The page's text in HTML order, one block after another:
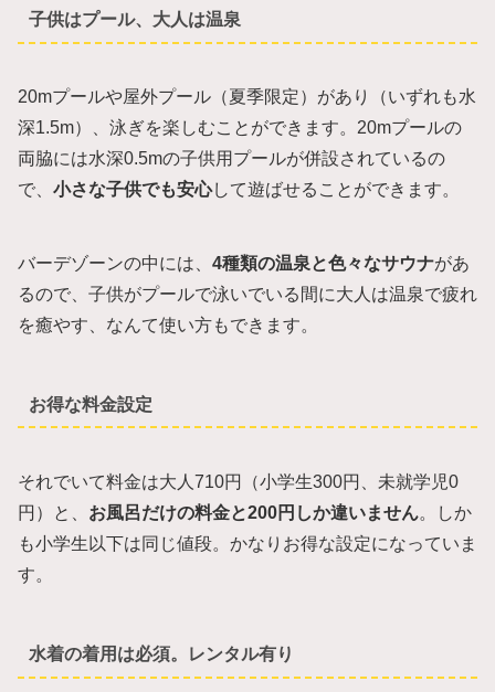
子供はプール、大人は温泉
20mプールや屋外プール（夏季限定）があり（いずれも水
深1.5m）、泳ぎを楽しむことができます。20mプールの
両脇には水深0.5mの子供用プールが併設されているの
で、 小さな子供でも安心して遊ばせることができます。
バーデゾーンの中には、 4種類の温泉と色々なサウナがあ
るので、子供がプールで泳いでいる間に大人は温泉で疲れ
を癒やす、なんて使い方もできます。
お得な料金設定
それでいて料金は大人710円（小学生300円、未就学児0
円）と、 お風呂だけの料金と200円しか違いません。しか
も小学生以下は同じ値段。かなりお得な設定になっていま
す。
水着の着用は必須。レンタル有り